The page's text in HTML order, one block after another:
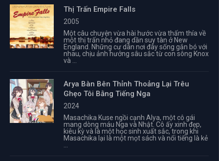
Thị Trấn Empire Falls
2005
Một câu chuyện vừa hài hước vừa thấm thía về
một thị trấn nhỏ đang dần suy tàn ở New
England. Những cư dân nơi đây sống gắn bó với
nhau, chịu ảnh hưởng sâu sắc từ con sông Knox
và ...
Arya Bàn Bên Thỉnh Thoảng Lại Trêu
Ghẹo Tôi Bằng Tiếng Nga
2024
Masachika Kuse ngồi cạnh Alya, một cô gái
mang dòng máu Nga và Nhật. Cô ấy xinh đẹp,
kiêu kỳ và là một học sinh xuất sắc, trong khi
Masachika lại là một mọt sách và nổi tiếng là kẻ